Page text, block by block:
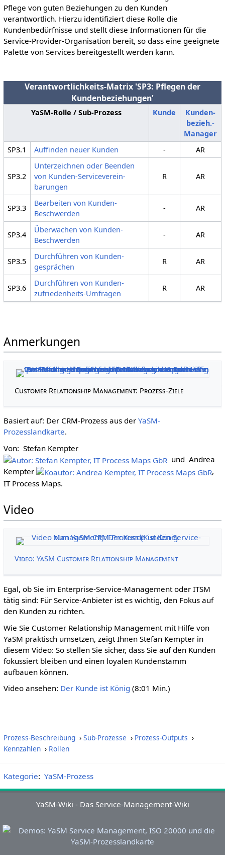
Pflege von guten Beziehungen zu den Kunden
verantwortlich. Hierzu identifiziert diese Rolle die
Kundenbedürfnisse und stellt diese Informationen für die
Service-Provider-Organisation bereit, so dass eine geeignete
Palette von Services bereitgestellt werden kann.
Verantwortlichkeits-Matrix 'SP3: Pflegen der
Kundenbeziehungen'
YaSM-Rolle / Sub-Prozess Kunde
Kunden­
bezieh.-
Manager
SP3.1
Auffinden neuer Kunden - AR
SP3.2
Unterzeichnen oder Beenden
von Kunden-Service­verein­
barungen
R AR
SP3.3
Bearbeiten von Kunden-
Beschwerden
- AR
SP3.4
Überwachen von Kunden-
Beschwerden
- AR
SP3.5
Durchführen von Kunden­
gesprächen
R AR
SP3.6
Durchführen von Kunden­
zufrieden­heits-Umfragen
R AR
Anmerkungen
Customer Relationship Management: Prozess-Ziele
Basiert auf: Der CRM-Prozess aus der YaSM-
Prozesslandkarte.
Von: Stefan Kempter
und Andrea
Kempter
,
IT Process Maps.
Video
Video: YaSM Customer Relationship Management
Egal, ob Sie im Enterprise-Service-Management oder ITSM
tätig sind: Für Service-Anbieter ist es wichtig, den Fokus auf
den Kunden zu richten.
Wie Sie Customer Relationship Management mit Hilfe von
YaSM praktisch umsetzen, zeigt Ihnen Stefan Kempter in
diesem Video: So stellen Sie sicher, dass Sie auf den Kunden
fokussiert bleiben und einen loyalen Kundenstamm
aufbauen können.
Video ansehen: Der Kunde ist König (8:01 Min.)
Prozess-Beschreibung › Sub-Prozesse › Prozess-Outputs ›
Kennzahlen › Rollen
Kategorie: YaSM-Prozess
YaSM-Wiki - Das Service-Management-Wiki